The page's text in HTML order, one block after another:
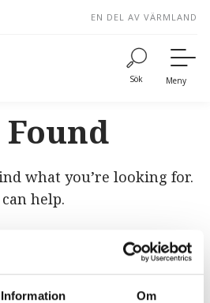
Information Om
EN DEL AV VÄRMLAND
Sök Meny
what you’re looking for.
help.
search